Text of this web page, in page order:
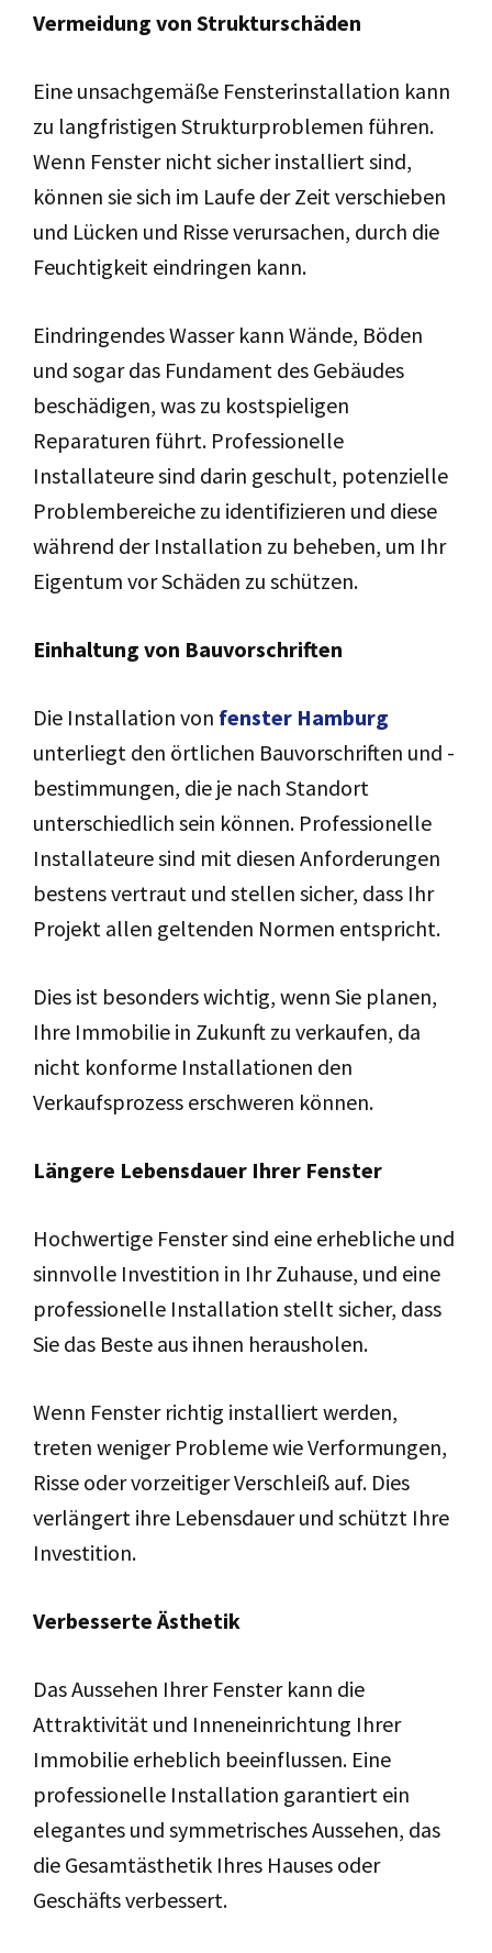
Vermeidung von Strukturschäden
Eine unsachgemäße Fensterinstallation kann
zu langfristigen Strukturproblemen führen.
Wenn Fenster nicht sicher installiert sind,
können sie sich im Laufe der Zeit verschieben
und Lücken und Risse verursachen, durch die
Feuchtigkeit eindringen kann.
Eindringendes Wasser kann Wände, Böden
und sogar das Fundament des Gebäudes
beschädigen, was zu kostspieligen
Reparaturen führt. Professionelle
Installateure sind darin geschult, potenzielle
Problembereiche zu identifizieren und diese
während der Installation zu beheben, um Ihr
Eigentum vor Schäden zu schützen.
Einhaltung von Bauvorschriften
Die Installation von fenster Hamburg
unterliegt den örtlichen Bauvorschriften und -
bestimmungen, die je nach Standort
unterschiedlich sein können. Professionelle
Installateure sind mit diesen Anforderungen
bestens vertraut und stellen sicher, dass Ihr
Projekt allen geltenden Normen entspricht.
Dies ist besonders wichtig, wenn Sie planen,
Ihre Immobilie in Zukunft zu verkaufen, da
nicht konforme Installationen den
Verkaufsprozess erschweren können.
Längere Lebensdauer Ihrer Fenster
Hochwertige Fenster sind eine erhebliche und
sinnvolle Investition in Ihr Zuhause, und eine
professionelle Installation stellt sicher, dass
Sie das Beste aus ihnen herausholen.
Wenn Fenster richtig installiert werden,
treten weniger Probleme wie Verformungen,
Risse oder vorzeitiger Verschleiß auf. Dies
verlängert ihre Lebensdauer und schützt Ihre
Investition.
Verbesserte Ästhetik
Das Aussehen Ihrer Fenster kann die
Attraktivität und Inneneinrichtung Ihrer
Immobilie erheblich beeinflussen. Eine
professionelle Installation garantiert ein
elegantes und symmetrisches Aussehen, das
die Gesamtästhetik Ihres Hauses oder
Geschäfts verbessert.